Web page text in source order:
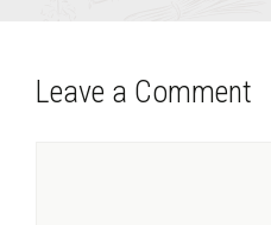
Leave a Comment